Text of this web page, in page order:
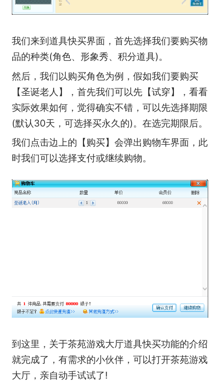
我们来到道具快买界面，首先选择我们要购买物
品的种类(角色、形象秀、积分道具)。
然后，我们以购买角色为例，假如我们要购买
【圣诞老人】，首先我们可以先【试穿】，看看
实际效果如何，觉得确实不错，可以先选择期限
(默认30天，可选择买永久的)。在选完期限后。
我们点击边上的【购买】会弹出购物车界面，此
时我们可以选择支付或继续购物。
到这里，关于茶苑游戏大厅道具快买功能的介绍
就完成了，有需求的小伙伴，可以打开茶苑游戏
大厅，亲自动手试试了!